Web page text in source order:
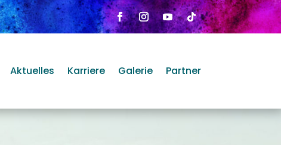
Aktuelles Karriere Galerie Partner